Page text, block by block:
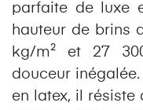
parfaite de luxe
hauteur de brins
kg/m² et 27
douceur
en latex, il résiste